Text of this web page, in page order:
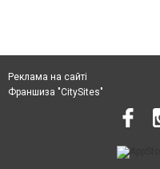
Реклама на сайті
Франшиза "CitySites"